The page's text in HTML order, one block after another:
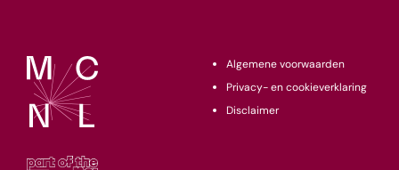
Algemene voorwaarden
Privacy- en cookieverklaring
Disclaimer